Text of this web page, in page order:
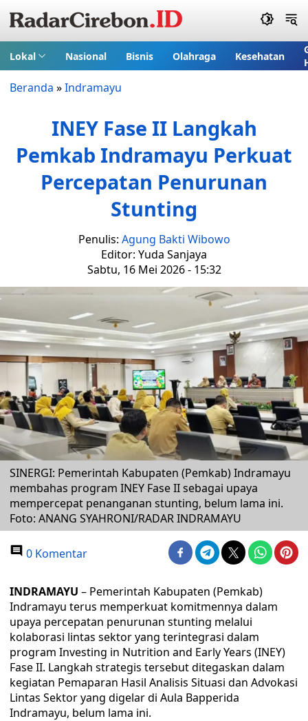
Lokal Nasional Bisnis Olahraga Kesehatan
Beranda »Indramayu
INEY Fase II Langkah
Pemkab Indramayu Perkuat
Percepatan Penurunan
Stunting
Penulis: Agung Bakti Wibowo
Editor: Yuda Sanjaya
Sabtu, 16 Mei 2026 - 15:32
SINERGI: Pemerintah Kabupaten (Pemkab) Indramayu
membahas program INEY Fase II sebagai upaya
mempercepat penanganan stunting, belum lama ini.
Foto: ANANG SYAHRONI/RADAR INDRAMAYU
0 Komentar
INDRAMAYU – Pemerintah Kabupaten (Pemkab)
Indramayu terus memperkuat komitmennya dalam
upaya percepatan penurunan stunting melalui
kolaborasi lintas sektor yang terintegrasi dalam
program Investing in Nutrition and Early Years (INEY)
Fase II. Langkah strategis tersebut ditegaskan dalam
kegiatan Pemaparan Hasil Analisis Situasi dan Advokasi
Lintas Sektor yang digelar di Aula Bapperida
Indramayu, belum lama ini.